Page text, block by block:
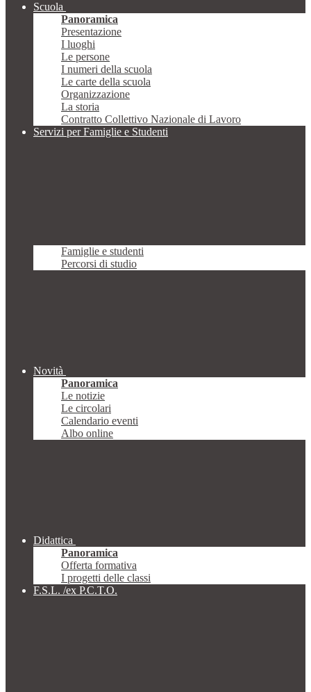
Scuola
Panoramica
Presentazione
I luoghi
Le persone
I numeri della scuola
Le carte della scuola
Organizzazione
La storia
Contratto Collettivo Nazionale di Lavoro
Servizi per Famiglie e Studenti
Famiglie e studenti
Percorsi di studio
Novità
Panoramica
Le notizie
Le circolari
Calendario eventi
Albo online
Didattica
Panoramica
Offerta formativa
I progetti delle classi
F.S.L. /ex P.C.T.O.